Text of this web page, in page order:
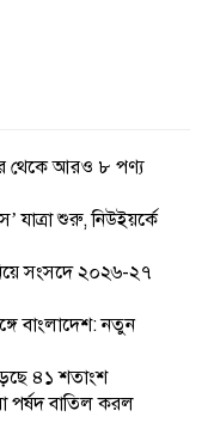
থেকে আরও ৮ পণ্য
যাত্রা শুরু, নিউইয়র্কে
সংসদে ২০২৬-২৭
বাংলাদেশ: নতুন
৪১ শতাংশ
পর্ষদ বাতিল করল